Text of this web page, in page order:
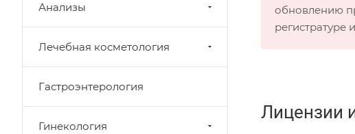
обновлению
регистратуре
Лицензии
Анализы
Лечебная косметология
Гастроэнтерология
Гинекология